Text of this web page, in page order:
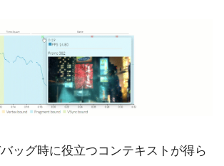
ッグ時に役立つコンテキストが得ら